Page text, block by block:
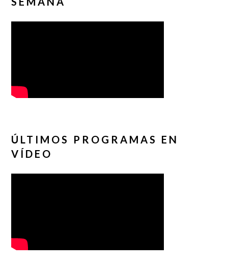
ÚLTIMOS PROGRAMAS EN
VÍDEO